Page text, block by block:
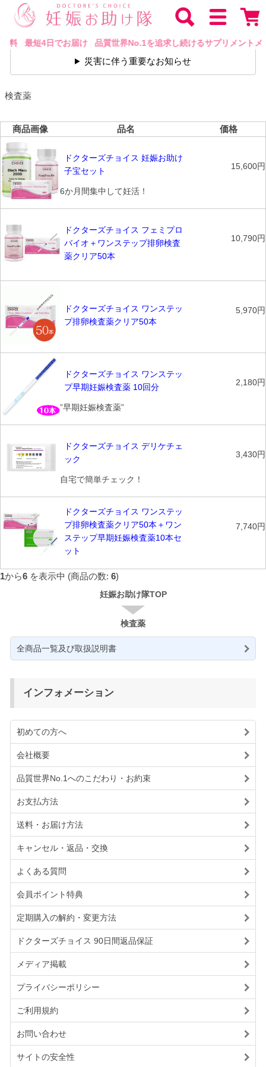
最短4日でお届け 品質世界No.1を追求し続けるサプリメントメ
災害に伴う重要なお知らせ
検査薬
商品画像 品名 価格
ドクターズチョイス 妊娠お助け
子宝セット
6か月間集中して妊活！
15,600円
ドクターズチョイス フェミプロ
バイオ＋ワンステップ排卵検査
薬クリア50本
10,790円
ドクターズチョイス ワンステッ
プ排卵検査薬クリア50本
5,970円
ドクターズチョイス ワンステッ
プ早期妊娠検査薬 10回分
”早期妊娠検査薬”
2,180円
ドクターズチョイス デリケチェ
ック
自宅で簡単チェック！
3,430円
ドクターズチョイス ワンステッ
プ排卵検査薬クリア50本＋ワン
ステップ早期妊娠検査薬10本セ
ット
7,740円
1から6 を表示中 (商品の数: 6)
妊娠お助け隊TOP
検査薬
全商品一覧及び取扱説明書
インフォメーション
初めての方へ
会社概要
品質世界No.1へのこだわり・お約束
お支払方法
送料・お届け方法
キャンセル・返品・交換
よくある質問
会員ポイント特典
定期購入の解約・変更方法
ドクターズチョイス 90日間返品保証
メディア掲載
プライバシーポリシー
ご利用規約
お問い合わせ
サイトの安全性